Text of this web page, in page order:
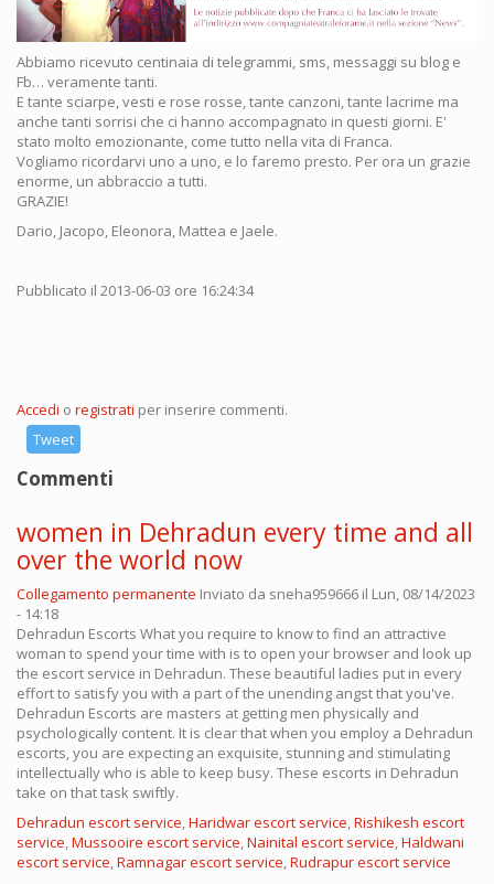
Abbiamo ricevuto centinaia di telegrammi, sms, messaggi su blog e
Fb… veramente tanti.
E tante sciarpe, vesti e rose rosse, tante canzoni, tante lacrime ma
anche tanti sorrisi che ci hanno accompagnato in questi giorni. E'
stato molto emozionante, come tutto nella vita di Franca.
Vogliamo ricordarvi uno a uno, e lo faremo presto. Per ora un grazie
enorme, un abbraccio a tutti.
GRAZIE!
Dario, Jacopo, Eleonora, Mattea e Jaele.
Pubblicato il 2013-06-03 ore 16:24:34
Accedi o registrati per inserire commenti.
Tweet
Commenti
women in Dehradun every time and all
over the world now
Collegamento permanente Inviato da sneha959666 il Lun, 08/14/2023
- 14:18
Dehradun Escorts What you require to know to find an attractive
woman to spend your time with is to open your browser and look up
the escort service in Dehradun. These beautiful ladies put in every
effort to satisfy you with a part of the unending angst that you've.
Dehradun Escorts are masters at getting men physically and
psychologically content. It is clear that when you employ a Dehradun
escorts, you are expecting an exquisite, stunning and stimulating
intellectually who is able to keep busy. These escorts in Dehradun
take on that task swiftly.
Dehradun escort service,Haridwar escort service,Rishikesh escort
service,Mussooire escort service,Nainital escort service,Haldwani
escort service,Ramnagar escort service,Rudrapur escort service